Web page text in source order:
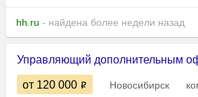
hh.ru - найдена более недели назад
Управляющий дополнительным
от 120 000 Новосибирск